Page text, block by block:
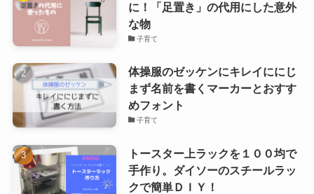
に！「足置き」の代用にした意外
な物
子育て
体操服のゼッケンにキレイににじ
まず名前を書くマーカーとおすす
めフォント
子育て
トースター上ラックを１００均で
手作り。ダイソーのスチールラッ
クで簡単ＤＩＹ！